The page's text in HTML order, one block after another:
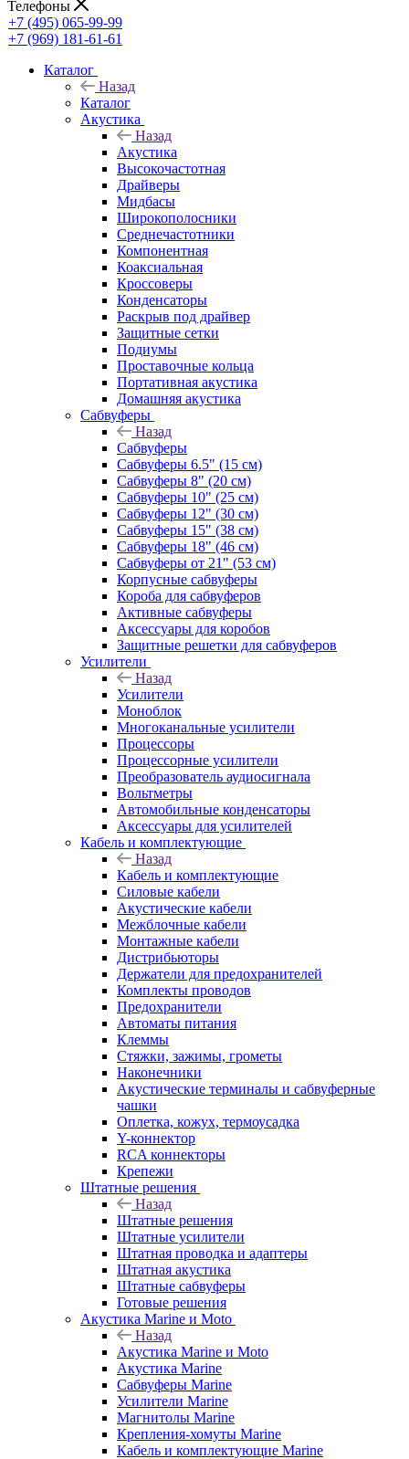
Телефоны
+7 (495) 065-99-99
+7 (969) 181-61-61
Каталог
Назад
Каталог
Акустика
Назад
Акустика
Высокочастотная
Драйверы
Мидбасы
Широкополосники
Среднечастотники
Компонентная
Коаксиальная
Кроссоверы
Конденсаторы
Раскрыв под драйвер
Защитные сетки
Подиумы
Проставочные кольца
Портативная акустика
Домашняя акустика
Сабвуферы
Назад
Сабвуферы
Сабвуферы 6.5" (15 см)
Сабвуферы 8" (20 см)
Сабвуферы 10" (25 см)
Сабвуферы 12" (30 см)
Сабвуферы 15" (38 см)
Сабвуферы 18" (46 см)
Сабвуферы от 21" (53 см)
Корпусные сабвуферы
Короба для сабвуферов
Активные сабвуферы
Аксессуары для коробов
Защитные решетки для сабвуферов
Усилители
Назад
Усилители
Моноблок
Многоканальные усилители
Процессоры
Процессорные усилители
Преобразователь аудиосигнала
Вольтметры
Автомобильные конденсаторы
Аксессуары для усилителей
Кабель и комплектующие
Назад
Кабель и комплектующие
Силовые кабели
Акустические кабели
Межблочные кабели
Монтажные кабели
Дистрибьюторы
Держатели для предохранителей
Комплекты проводов
Предохранители
Автоматы питания
Клеммы
Стяжки, зажимы, грометы
Наконечники
Акустические терминалы и сабвуферные
чашки
Оплетка, кожух, термоусадка
Y-коннектор
RCA коннекторы
Крепежи
Штатные решения
Назад
Штатные решения
Штатные усилители
Штатная проводка и адаптеры
Штатная акустика
Штатные сабвуферы
Готовые решения
Акустика Marine и Moto
Назад
Акустика Marine и Moto
Акустика Marine
Сабвуферы Marine
Усилители Marine
Магнитолы Marine
Крепления-хомуты Marine
Кабель и комплектующие Marine